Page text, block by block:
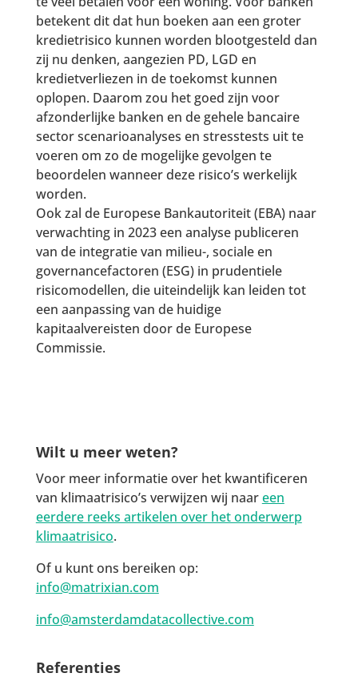
betekent dit dat hun boeken aan een groter
kredietrisico kunnen worden blootgesteld dan
zij nu denken, aangezien PD, LGD en
kredietverliezen in de toekomst kunnen
oplopen. Daarom zou het goed zijn voor
afzonderlijke banken en de gehele bancaire
sector scenarioanalyses en stresstests uit te
voeren om zo de mogelijke gevolgen te
beoordelen wanneer deze risico’s werkelijk
worden.
Ook zal de Europese Bankautoriteit (EBA) naar
verwachting in 2023 een analyse publiceren
van de integratie van milieu-, sociale en
governancefactoren (ESG) in prudentiele
risicomodellen, die uiteindelijk kan leiden tot
een aanpassing van de huidige
kapitaalvereisten door de Europese
Commissie.
Wilt u meer weten?
Voor meer informatie over het kwantificeren
van klimaatrisico’s verwijzen wij naareen
eerdere reeks artikelen over het onderwerp
klimaatrisico.
Of u kunt ons bereiken op:
info@matrixian.com
info@amsterdamdatacollective.com
Referenties